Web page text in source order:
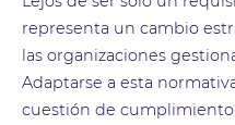
representa un cambio
las organizaciones
Adaptarse a esta
cuestión de